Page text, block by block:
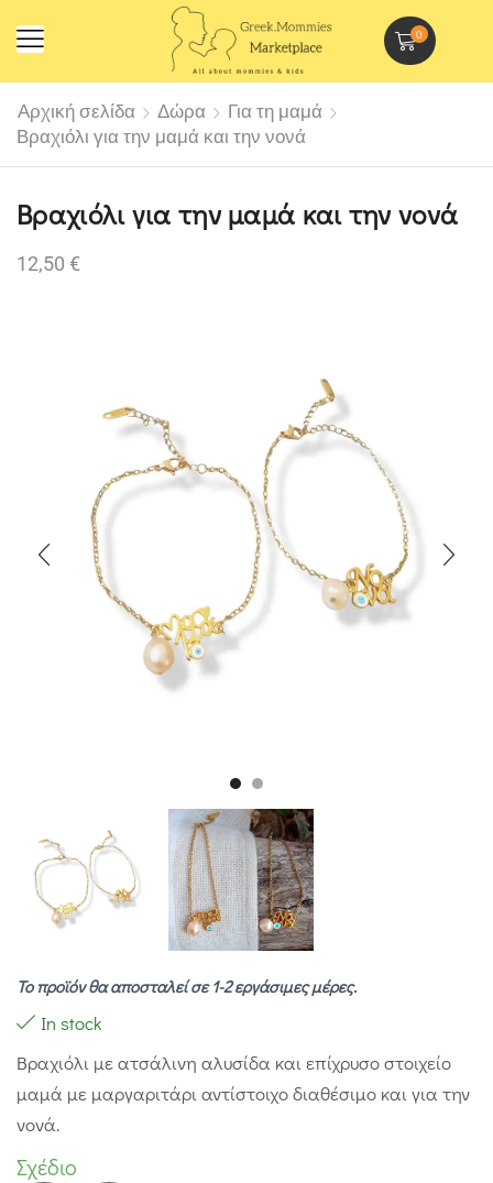
0
Αρχική σελίδα Δώρα
Για τη μαμά
Βραχιόλι για την μαμά και την νονά
Βραχιόλι για την μαμά και την νονά
12,50 €
Το προϊόν θα αποσταλεί σε 1-2 εργάσιμες μέρες.
In stock
Βραχιόλι με ατσάλινη αλυσίδα και επίχρυσο στοιχείο
μαμά με μαργαριτάρι αντίστοιχο διαθέσιμο και για την
νονά.
Σχέδιο